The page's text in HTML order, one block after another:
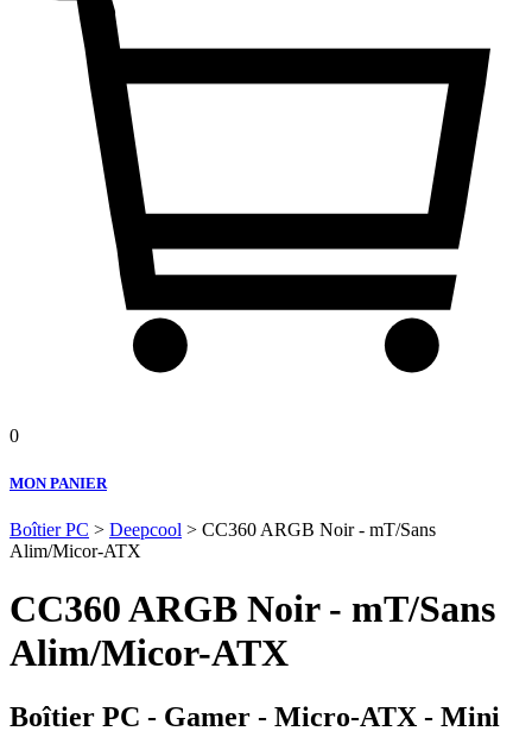
0
MON PANIER
Boîtier PC > Deepcool > CC360 ARGB Noir - mT/Sans
Alim/Micor-ATX
CC360 ARGB Noir - mT/Sans
Alim/Micor-ATX
Boîtier PC - Gamer - Micro-ATX - Mini